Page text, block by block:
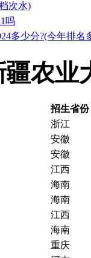
次水)
吗
多少分?(今年排名
疆农业
招生省份
浙江
安徽
安徽
江西
海南
海南
江西
海南
重庆